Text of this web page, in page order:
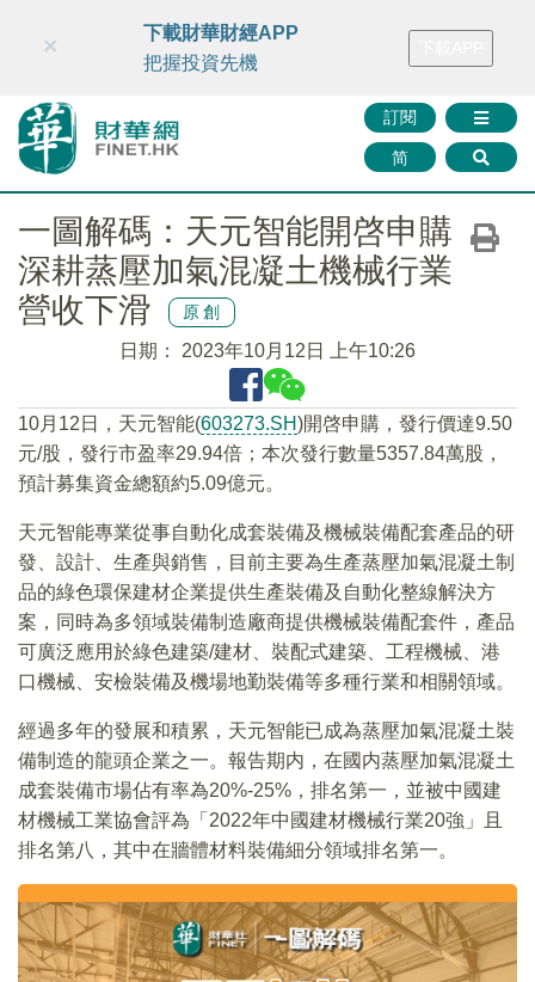
財華智庫網 FINTV FINMETA 財華證券 媒體矩陣
訂閱
简
×
下載財華財經APP
把握投資先機
一圖解碼：天元智能開啓申購
深耕蒸壓加氣混凝土機械行業
營收下滑
原創
日期： 2023年10月12日 上午10:26
10月12日，天元智能(603273.SH)開啓申購，發行價達9.50
元/股，發行市盈率29.94倍；本次發行數量5357.84萬股，
預計募集資金總額約5.09億元。
天元智能專業從事自動化成套裝備及機械裝備配套產品的研
發、設計、生產與銷售，目前主要為生產蒸壓加氣混凝土制
品的綠色環保建材企業提供生產裝備及自動化整線解決方
案，同時為多領域裝備制造廠商提供機械裝備配套件，產品
可廣泛應用於綠色建築/建材、裝配式建築、工程機械、港
口機械、安檢裝備及機場地勤裝備等多種行業和相關領域。
經過多年的發展和積累，天元智能已成為蒸壓加氣混凝土裝
備制造的龍頭企業之一。報告期内，在國内蒸壓加氣混凝土
成套裝備市場佔有率為20%-25%，排名第一，並被中國建
材機械工業協會評為「2022年中國建材機械行業20強」且
排名第八，其中在牆體材料裝備細分領域排名第一。